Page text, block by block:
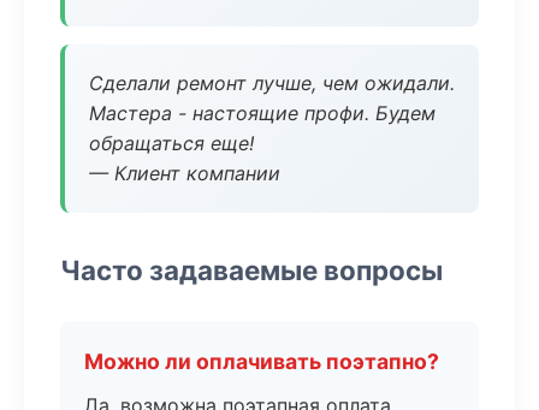
Сделали ремонт лучше, чем ожидали.
Мастера - настоящие профи. Будем
обращаться еще!
— Клиент компании
Часто задаваемые вопросы
Можно ли оплачивать поэтапно?
Да, возможна поэтапная оплата